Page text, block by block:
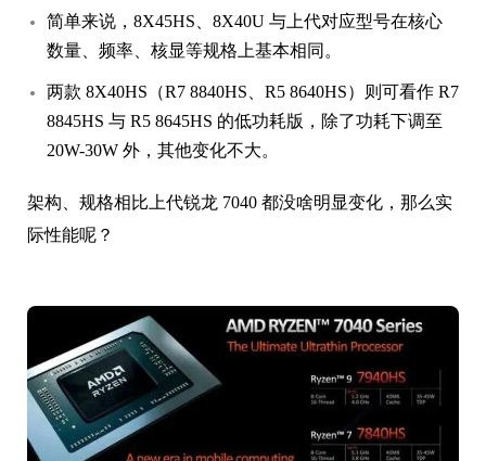
简单来说，8X45HS、8X40U 与上代对应型号在核心
数量、频率、核显等规格上基本相同。
两款 8X40HS（R7 8840HS、R5 8640HS）则可看作 R7
8845HS 与 R5 8645HS 的低功耗版，除了功耗下调至
20W-30W 外，其他变化不大。
架构、规格相比上代锐龙 7040 都没啥明显变化，那么实
际性能呢？